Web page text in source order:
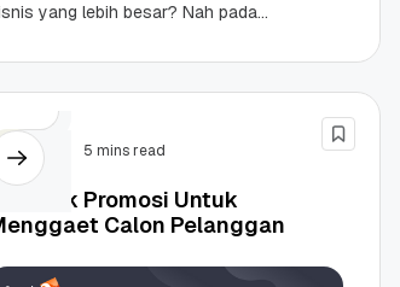
yang lebih besar? Nah pada
mengenai cara
Bisnis 5 mins read
8 Teknik Promosi Untuk
Calon Pelanggan